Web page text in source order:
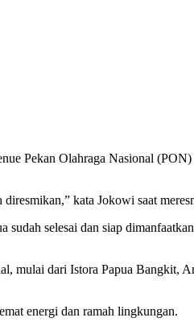
Pekan Olahraga Nasional
kata Jokowi saat
selesai dan siap
mulai dari Istora Papua
energi dan ramah lingkungan.